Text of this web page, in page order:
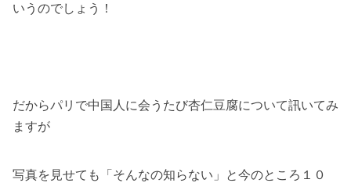
いうのでしょう！
だからパリで中国人に会うたび杏仁豆腐について訊いてみ
ますが
写真を見せても「そんなの知らない」と今のところ１０